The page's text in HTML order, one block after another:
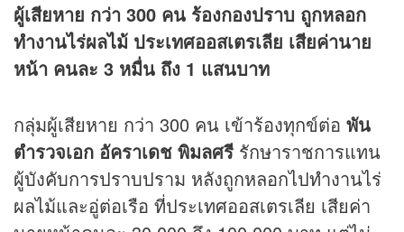
ผู้เสียหาย กว่า 300 คน ร้องกองปราบ ถูกหลอก
ทำงานไร่ผลไม้ ประเทศออสเตรเลีย เสียค่านาย
หน้า คนละ 3 หมื่น ถึง 1 แสนบาท
กลุ่มผู้เสียหาย กว่า 300 คน เข้าร้องทุกข์ต่อ พัน
ตำรวจเอก อัคราเดช พิมลศรี รักษาราชการแทน
ผู้บังคับการปราบปราม หลังถูกหลอกไปทำงานไร่
ผลไม้และอู่ต่อเรือ ที่ประเทศออสเตรเลีย เสียค่า